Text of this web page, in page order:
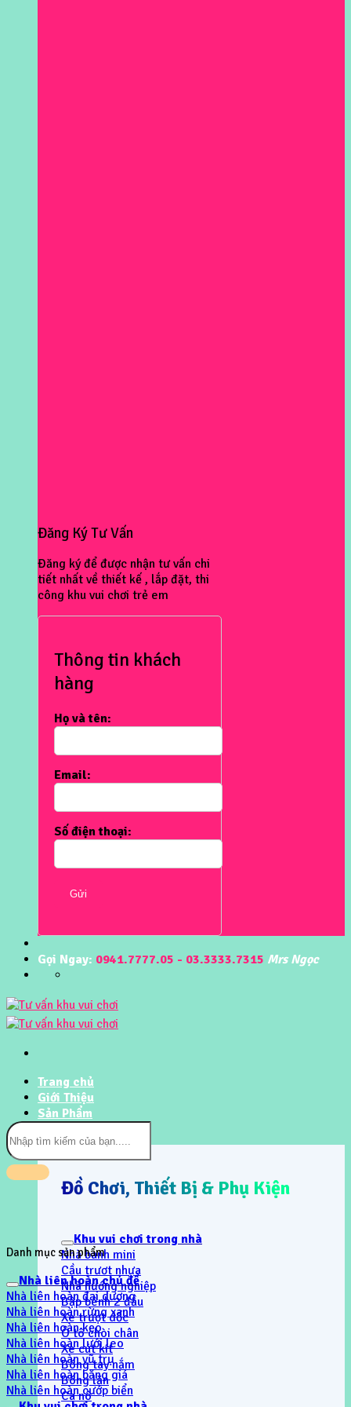
Đăng Ký Tư Vấn
Đăng ký để được nhận tư vấn chi
tiết nhất về thiết kế , lắp đặt, thi
công khu vui chơi trẻ em
Thông tin khách
hàng
Họ và tên:
Email:
Số điện thoại:
Gửi
Gọi Ngay: 0941.7777.05 - 03.3333.7315 Mrs Ngọc
Trang chủ
Giới Thiệu
Sản Phẩm
Đồ Chơi, Thiết Bị & Phụ Kiện
Khu vui chơi trong nhà
Nhà banh mini
Cầu trươt nhựa
Nhà hướng nghiệp
Bập bênh 2 đầu
Xe trượt dốc
Ô tô chòi chân
Xe cút kít
Bóng tay nắm
Bóng lăn
Ca nô
Tìm
kiếm:
Danh mục sản phẩm
Nhà liên hoàn chủ đề
Nhà liên hoàn đại dương
Nhà liên hoàn rừng xanh
Nhà liên hoàn kẹo
Nhà liên hoàn lưới leo
Nhà liên hoàn vũ trụ
Nhà liên hoàn băng giá
Nhà liên hoàn cướp biển